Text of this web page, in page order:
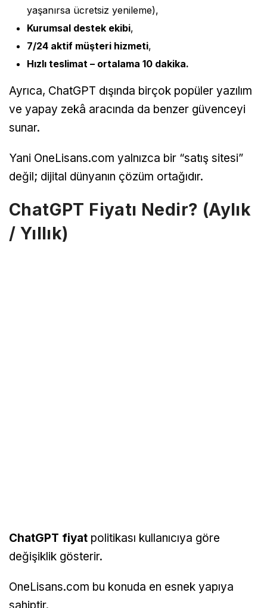
yaşanırsa ücretsiz yenileme),
Kurumsal destek ekibi,
7/24 aktif müşteri hizmeti,
Hızlı teslimat – ortalama 10 dakika.
Ayrıca, ChatGPT dışında birçok popüler yazılım
ve yapay zekâ aracında da benzer güvenceyi
sunar.
Yani OneLisans.com yalnızca bir “satış sitesi”
değil; dijital dünyanın çözüm ortağıdır.
ChatGPT Fiyatı Nedir? (Aylık
/ Yıllık)
ChatGPT fiyat politikası kullanıcıya göre
değişiklik gösterir.
OneLisans.com bu konuda en esnek yapıya